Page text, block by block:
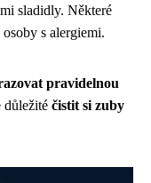
sladidly. Některé
s alergiemi.
pravidelnou
čistit si zuby